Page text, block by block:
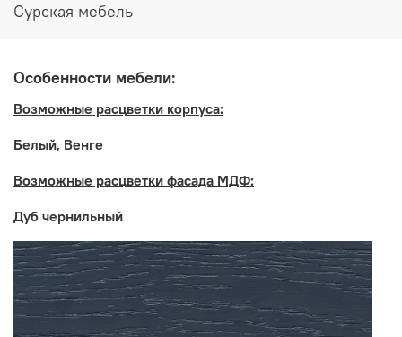
Сурская мебель
Особенности мебели:
Возможные расцветки корпуса:
Белый, Венге
Возможные расцветки фасада МДФ:
Дуб чернильный